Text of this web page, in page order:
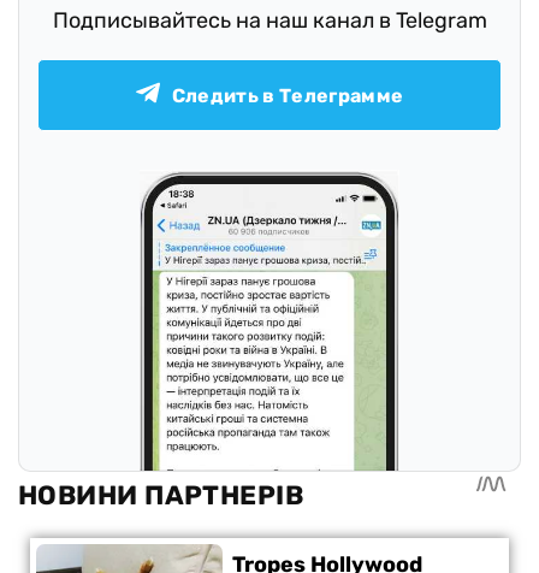
Подписывайтесь на наш канал в Telegram
Следить в Телеграмме